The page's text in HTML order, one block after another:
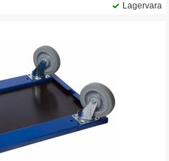
Lagervara